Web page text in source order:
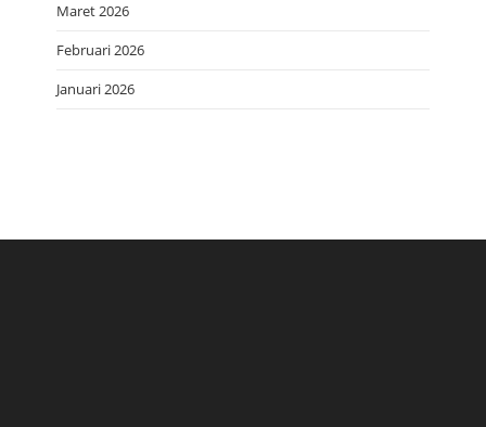
Maret 2026
Februari 2026
Januari 2026